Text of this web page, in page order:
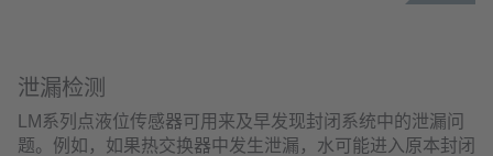
泄漏检测
LM系列点液位传感器可用来及早发现封闭系统中的泄漏问
题。例如，如果热交换器中发生泄漏，水可能进入原本封闭